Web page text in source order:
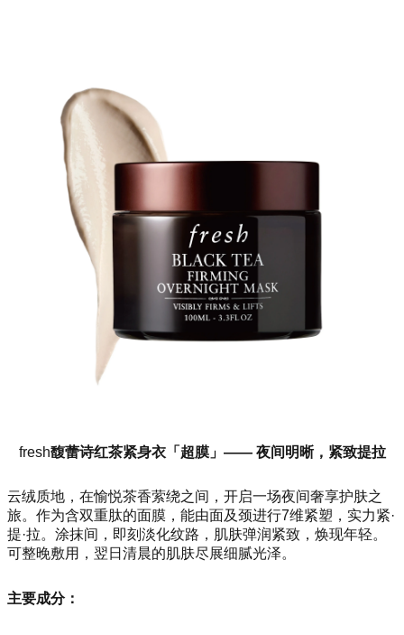
fresh馥蕾诗红茶紧身衣「超膜」—— 夜间明晰，紧致提拉
云绒质地，在愉悦茶香萦绕之间，开启一场夜间奢享护肤之
旅。作为含双重肽的面膜，能由面及颈进行7维紧塑，实力紧·
提·拉。涂抹间，即刻淡化纹路，肌肤弹润紧致，焕现年轻。
可整晚敷用，翌日清晨的肌肤尽展细腻光泽。
主要成分：